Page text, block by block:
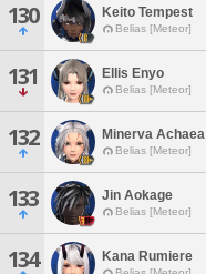
130 Keito Tempest
Belias [Meteor]
131 Ellis Enyo
Belias [Meteor]
132 Minerva Achaea
Belias [Meteor]
133 Jin Aokage
Belias [Meteor]
134 Kana Rumiere